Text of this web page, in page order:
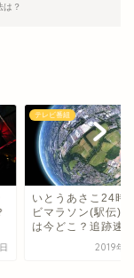
？
テレビ番組
いとうあさこ24時間
ビマラソン(駅伝)現
は今どこ？追跡速報
2019年8